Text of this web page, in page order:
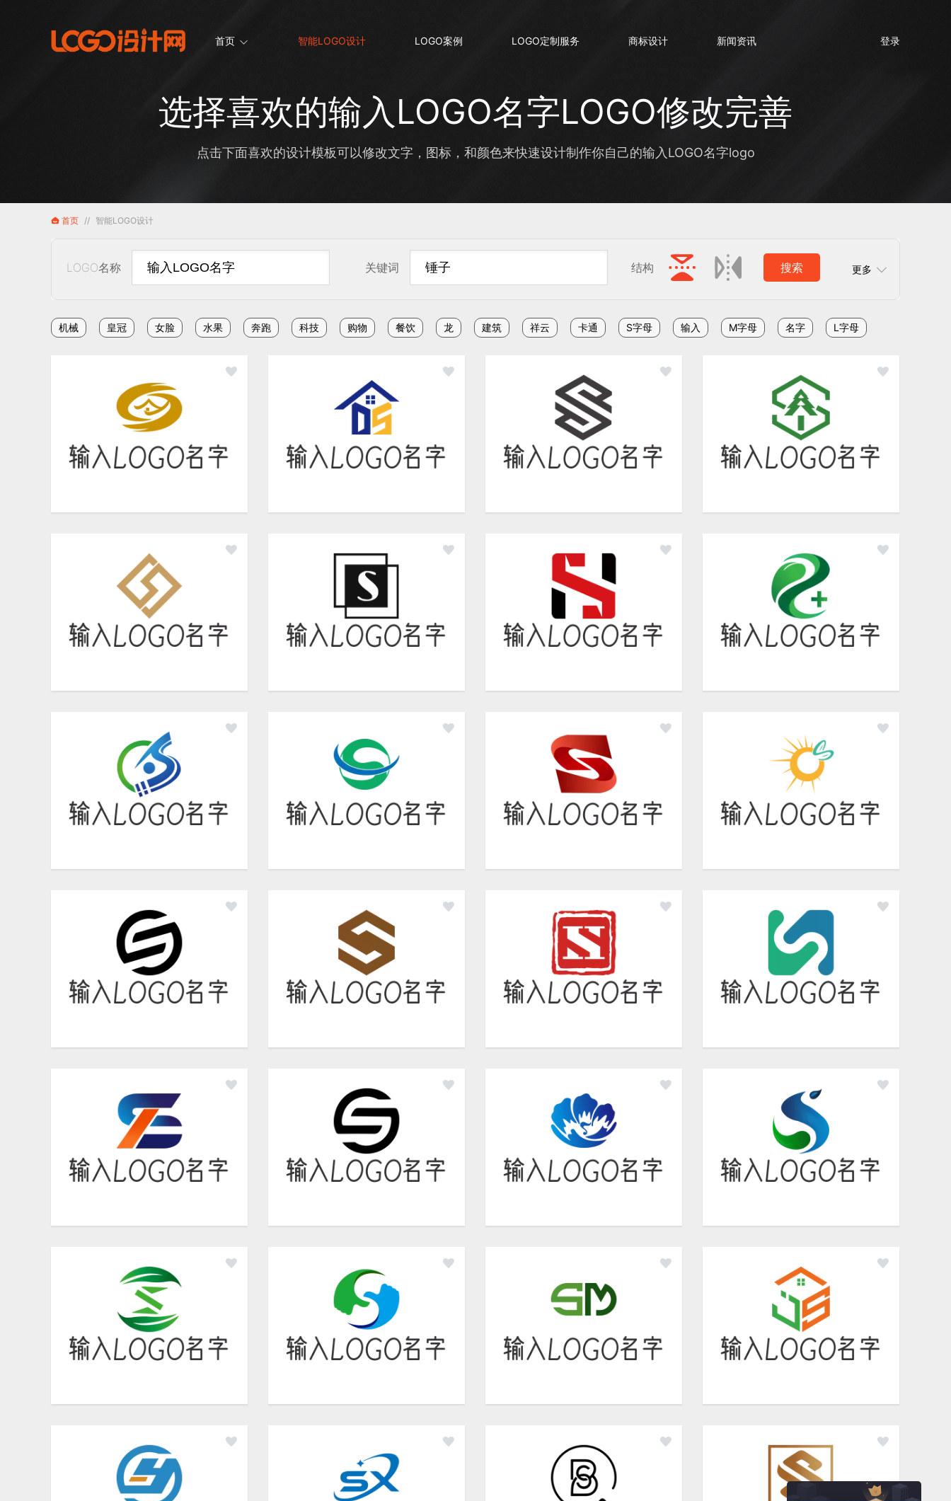
首页 智能LOGO设计 LOGO案例 LOGO定制服务 商标设计 新闻资讯 登录
选择喜欢的输入LOGO名字LOGO修改完善
点击下面喜欢的设计模板可以修改文字，图标，和颜色来快速设计制作你自己的输入LOGO名字logo
首页 // 智能LOGO设计
LOGO名称 关键词 结构 搜索 更多
机械 皇冠 女脸 水果 奔跑 科技 购物 餐饮 龙 建筑 祥云 卡通 S字母 输入 M字母 名字 L字母